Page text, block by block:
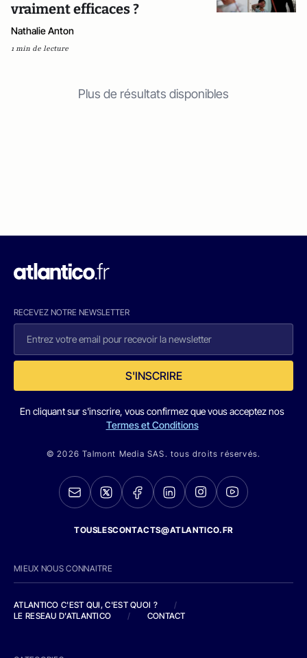
vraiment efficaces ?
Nathalie Anton
1 min de lecture
Plus de résultats disponibles
RECEVEZ NOTRE NEWSLETTER
S'INSCRIRE
En cliquant sur s'inscrire, vous confirmez que vous acceptez nos
Termes et Conditions
© 2026 Talmont Media SAS. tous droits réservés.
TOUSLESCONTACTS@ATLANTICO.FR
MIEUX NOUS CONNAITRE
ATLANTICO C'EST QUI, C'EST QUOI ?
/
LE RESEAU D'ATLANTICO
/ CONTACT